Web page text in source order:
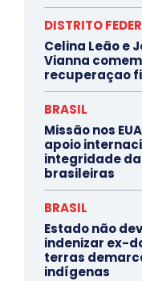
DISTRITO
Celina Leão e
Vianna
recuperaçao
BRASIL
Missão nos
apoio
integridade
brasileiras
BRASIL
Estado não
indenizar ex-
terras
indígenas